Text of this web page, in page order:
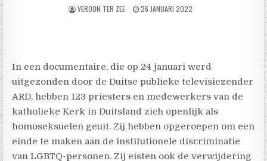
VEROON TER ZEE 26 JANUARI 2022
In een documentaire, die op 24 januari werd
uitgezonden door de Duitse publieke televisiezender
ARD, hebben 123 priesters en medewerkers van de
katholieke Kerk in Duitsland zich openlijk als
homoseksuelen geuit. Zij hebben opgeroepen om een
einde te maken aan de institutionele discriminatie
van LGBTQ-personen. Zij eisten ook de verwijdering